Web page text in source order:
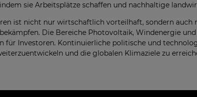
sie Arbeitsplätze schaffen und nachhaltige
ist nicht nur wirtschaftlich vorteilhaft, sondern
Die Bereiche Photovoltaik, Windenergie
für Investoren. Kontinuierliche politische und
und die globalen Klimaziele zu